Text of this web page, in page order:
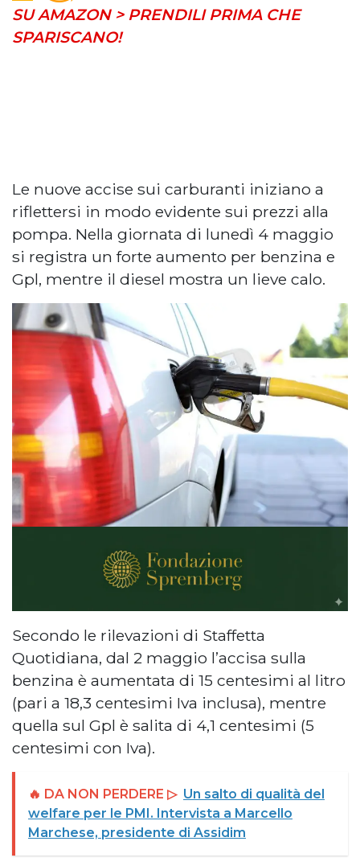
SU AMAZON > PRENDILI PRIMA CHE
SPARISCANO!
Le nuove accise sui carburanti iniziano a
riflettersi in modo evidente sui prezzi alla
pompa. Nella giornata di lunedì 4 maggio
si registra un forte aumento per benzina e
Gpl, mentre il diesel mostra un lieve calo.
Secondo le rilevazioni di Staffetta
Quotidiana, dal 2 maggio l’accisa sulla
benzina è aumentata di 15 centesimi al litro
(pari a 18,3 centesimi Iva inclusa), mentre
quella sul Gpl è salita di 4,1 centesimi (5
centesimi con Iva).
🔥 DA NON PERDERE ▷ Un salto di qualità del
welfare per le PMI. Intervista a Marcello
Marchese, presidente di Assidim